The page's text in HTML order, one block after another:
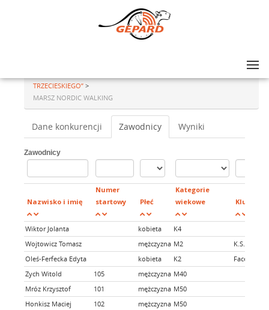
TRZECIESKIEGO” >
MARSZ NORDIC WALKING
Dane konkurencji Zawodnicy Wyniki
Zawodnicy
Nazwisko i imię
Numer
startowy
Płeć
Kategorie
wiekowe
Klub
Wiktor Jolanta kobieta
K4
Wojtowicz Tomasz
mężczyzna M2
K.S.
Oleś-Ferfecka Edyta
kobieta K2
Face
Zych Witold
105 mężczyzna M40
Mróz Krzysztof
101 mężczyzna M50
Honkisz Maciej
102 mężczyzna M50